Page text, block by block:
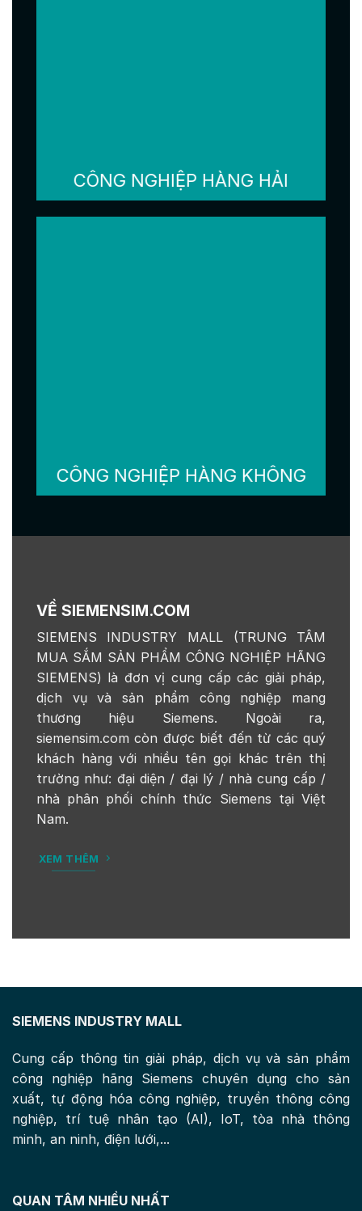
CÔNG NGHIỆP HÀNG HẢI
CÔNG NGHIỆP HÀNG KHÔNG
VỀ SIEMENSIM.COM
SIEMENS INDUSTRY MALL (TRUNG TÂM
MUA SẮM SẢN PHẨM CÔNG NGHIỆP HÃNG
SIEMENS) là đơn vị cung cấp các giải pháp,
dịch vụ và sản phẩm công nghiệp mang
thương hiệu Siemens. Ngoài ra,
siemensim.com còn được biết đến từ các quý
khách hàng với nhiều tên gọi khác trên thị
trường như: đại diện / đại lý / nhà cung cấp /
nhà phân phối chính thức Siemens tại Việt
Nam.
XEM THÊM
SIEMENS INDUSTRY MALL
Cung cấp thông tin giải pháp, dịch vụ và sản phẩm
công nghiệp hãng Siemens chuyên dụng cho sản
xuất, tự động hóa công nghiệp, truyền thông công
nghiệp, trí tuệ nhân tạo (AI), IoT, tòa nhà thông
minh, an ninh, điện lưới,...
QUAN TÂM NHIỀU NHẤT